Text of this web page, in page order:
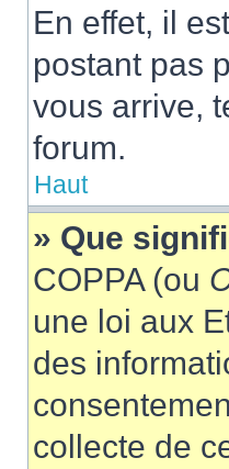
En effet, il
postant pas
vous arrive,
forum.
Haut
» Que
COPPA (ou
une loi aux
des
collecte de